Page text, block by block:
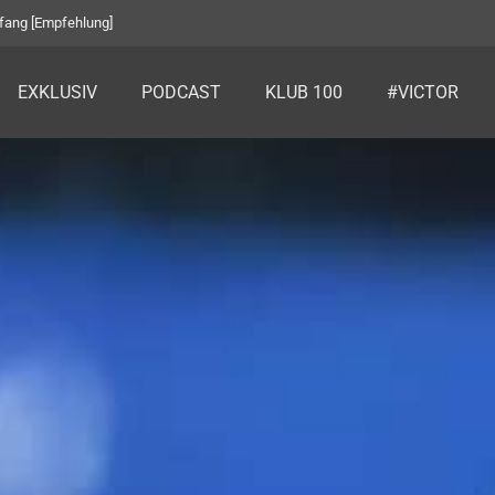
[Empfehlung]
EXKLUSIV PODCAST KLUB 100 #VICTOR